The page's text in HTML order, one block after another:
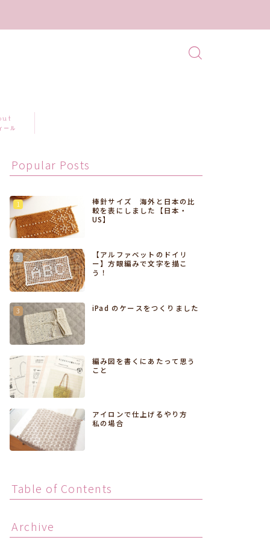
ール
Popular Posts
棒針サイズ 海外と日本の比
較を表にしました【日本・
US】
【アルファベットのドイリ
ー】方眼編みで文字を描こ
う！
iPad のケースをつくりました
編み図を書くにあたって思う
こと
アイロンで仕上げるやり方
私の場合
Table of Contents
Archive